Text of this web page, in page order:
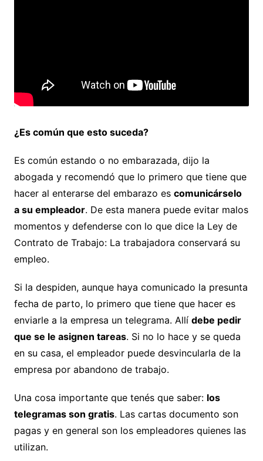
¿Es común que esto suceda?
Es común estando o no embarazada, dijo la
abogada y recomendó que lo primero que tiene que
hacer al enterarse del embarazo es comunicárselo
a su empleador. De esta manera puede evitar malos
momentos y defenderse con lo que dice la Ley de
Contrato de Trabajo: La trabajadora conservará su
empleo.
Si la despiden, aunque haya comunicado la presunta
fecha de parto, lo primero que tiene que hacer es
enviarle a la empresa un telegrama. Allí debe pedir
que se le asignen tareas. Si no lo hace y se queda
en su casa, el empleador puede desvincularla de la
empresa por abandono de trabajo.
Una cosa importante que tenés que saber: los
telegramas son gratis. Las cartas documento son
pagas y en general son los empleadores quienes las
utilizan.